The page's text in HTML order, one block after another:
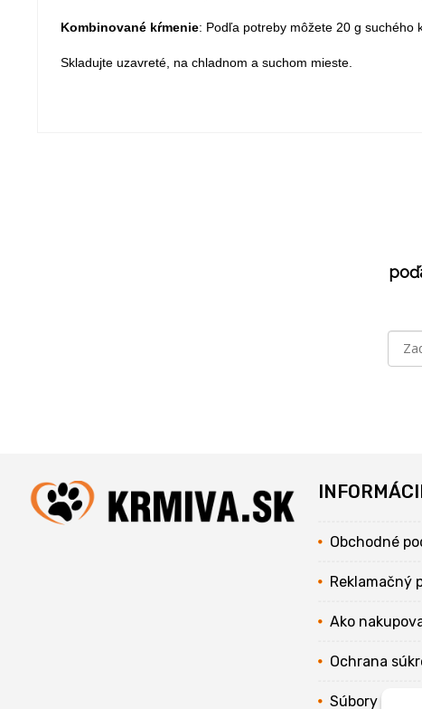
Kombinované kŕmenie: Podľa potreby môžete 20 g suchého
Skladujte uzavreté, na chladnom a suchom mieste.
Obchodné
Reklamačný
Ako
Ochrana
Súbory